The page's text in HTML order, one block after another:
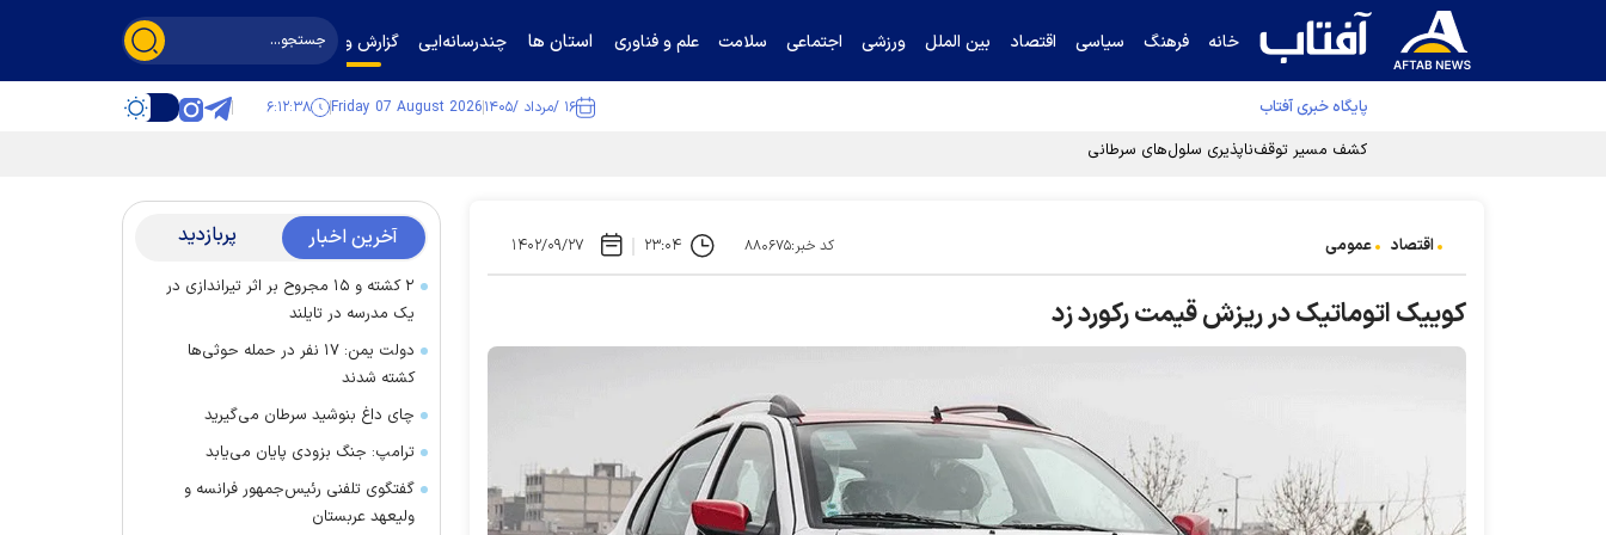
خانه فرهنگ سیاسی اقتصاد بین الملل ورزشی اجتماعی سلامت علم و فناوری استان ها چندرسانه‌ایی گزارش و گفت‌وگو
پایگاه خبری آفتاب ۱۶ /مرداد /۱۴۰۵ Friday 07 August 2026 ۶:۱۲:۳۸
کشف مسیر توقف‌ناپذیری سلول‌های سرطانی
اقتصاد عمومی کد خبر:۸۸۰۶۷۵ ۲۳:۰۴ ۱۴۰۲/۰۹/۲۷
کوییک اتوماتیک در ریزش قیمت رکورد زد
آخرین اخبار پربازدید
۲ کشته و ۱۵ مجروح بر اثر تیراندازی در
یک مدرسه در تایلند
دولت یمن: ۱۷ نفر در حمله حوثی‌ها
کشته شدند
چای داغ بنوشید سرطان می‌گیرید
ترامپ: جنگ بزودی پایان می‌یابد
گفتگوی تلفنی رئیس‌جمهور فرانسه و
ولیعهد عربستان